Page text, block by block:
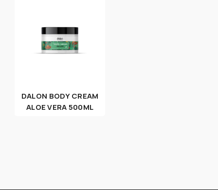
DALON BODY CREAM
ALOE VERA 500ML